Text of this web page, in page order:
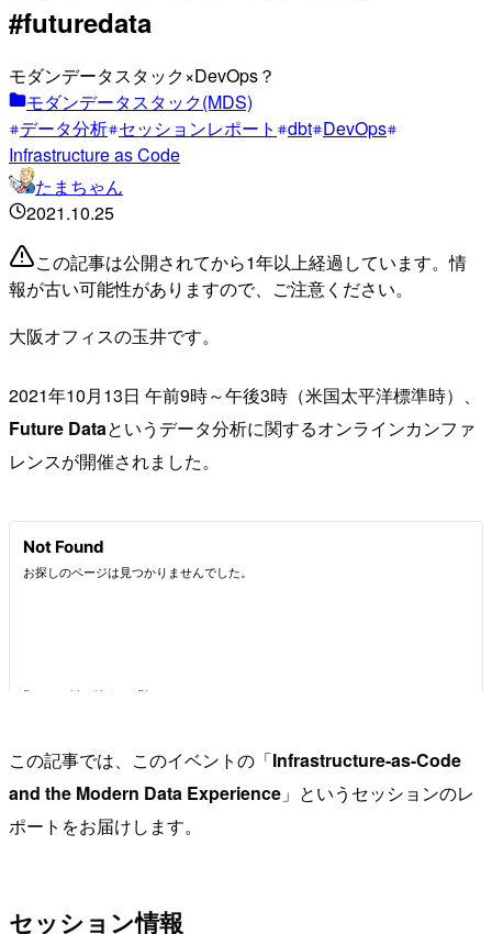
#futuredata
モダンデータスタック×DevOps？
モダンデータスタック(MDS)
データ分析 セッションレポート dbt DevOps
Infrastructure as Code
たまちゃん
2021.10.25
この記事は公開されてから1年以上経過しています。情
報が古い可能性がありますので、ご注意ください。
大阪オフィスの玉井です。
2021年10月13日 午前9時～午後3時（米国太平洋標準時）、
Future Dataというデータ分析に関するオンラインカンファ
レンスが開催されました。
この記事では、このイベントの「Infrastructure-as-Code
and the Modern Data Experience 」というセッションのレ
ポートをお届けします。
セッション情報